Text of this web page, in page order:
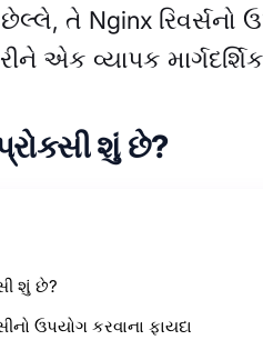
તે Nginx રિવર્સનો
એક વ્યાપક
શું છે?
શું છે?
ઉપયોગ કરવાના ફાયદા